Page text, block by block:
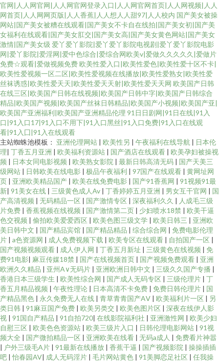
官网|人人网官网|人人网官网登录入口|人人网官网首页|人人网视频|人人
网首页|人人网网页版|人人香蕉|人人想人人甜97|人人校内 国产美女被操
网站|国产美女被糟在线观看|国产美女不卡自在线拍|国产美女初|国产美
女福利在线观看|国产美女肛交|国产美女高|国产美女黄色网站|国产美女
激情|国产美女级 爱丫爱丫影院|爱丫爱丫影院电视剧|爱丫爱丫影院电影
网|爱丫影院|爱淫网|爱中色综合|爱综合网欧美v|爱做久久久久久|爱做片
免费☆观看|爱做视频免费 欧美性爱入口|欧美性爱色|欧美性爱十区不卡|
欧美性爱视频一区二区|欧美性爱视频在线播放|欧美性爱熟女|欧美性爱
丝袜诱惑|欧美性爱天天|欧美性爱天天射|欧美性爱天天网 欧美国产日韩
在线三区|欧美国产日韩在线视频|欧美国产日韩中字|欧美国产日韩综合
精品|欧美国产视频|欧美国产丝袜日韩精品|欧美国产小视频|欧美国产亚|
欧美国产亚洲福利|欧美国产亚洲精品伦理 91日日剧网|91日在线|91入
口|91入口17|91入口不用下|91入口黑丝|91入口免费|91入口在线观
看|91入囗|91入在线观看
主站蜘蛛池模板： 亚洲伦理网站 | 欧美性另 | 午夜福利在线导航 | 日本伦
理| 丁香五月亚洲 | 欧美福利资源站 | 国产酒店在线观看 | 欧美孕妇被操视
频 | 日本女同电影视频 | 欧美熟女影院 | 最新日韩高清无码 | 国产天美三
级网站 | 日韩欧美在线电影 | 极品午夜福利 | 97国产在线观看 | 黄网址网
页 | 亚洲欧美精品国产 | 欧美在线免费电影 | 国产91香蕉网 | 91视频91最
新| 91美女在线 | 三级黄色成人Av | 丁香婷婷五月亚洲 | 男女互干官网 | 国
产高清视频 | 无码精品一区 | 国产激情专区 | 深夜福利久久 | 人成毛三级
片免费 | 香蕉视频在线视频 | 国产激情第二页 | 少妇喷水18禁 | 欧美干逼
色交视频 | 偷拍欧美爱爱西区 | 欧美色图三级文学 | 欧美日韩三 | 亚洲欧
美日韩中文 | 国产精品宾馆 | 国产精品精品 | 综合综合网 | 免费电影伦理
片 | a色资源网 | 成人免费视频下载 | 欧美专区在线观看 | 自拍国产一区 |
国产视频视频观看 | 成人伊人网 | 丁香五月新址 | 三级黄色在线视频 | 免
费91电影| 麻豆传媒18禁 | 国产在线视频首页 | 国产视频免费观看 | 亚洲
欧洲久久精品 | 亚州A∨无码片 | 亚洲欧洲日韩中文 | 三级久久国产专播 |
香港日本三级学生 | 欧美性综合网 | 国产成人无码专区 | 三级伦理片 | 丁
香五月精品视频 | 午夜性理论 | 日本高清不卡免费 | 免费日韩伦理片 | 国
产精品黑色 | 永久免费无人在线 | 青草青青国产AⅤ | 欧美福利片一区 | 另
类日韩 | 91麻豆国产免费 | 欧美另类交 | 欧美色图片区 | 深夜在线伊人影
视 | 91国自产精品 | 91自拍720| 在线影院福利社 | 亚洲激性网 | 欧美少妇
自慰三区 | 欧美色色资源站 | 欧美三级片入口 | 日韩伦理电影网站 | 91视
频大全 | 国产微拍精品一区 | 亚洲欧美在线看 | 无码a成人 | 免费看片神嚣
| 户外三级毛A片 | 91最新在线播放 | 香蕉干逼 | 国产视频影院 | 操操插插
吧 |怡春园AV| 成人无码淫片 | 毛片网站黄色 | 91美脚恋足社区 | 任我操